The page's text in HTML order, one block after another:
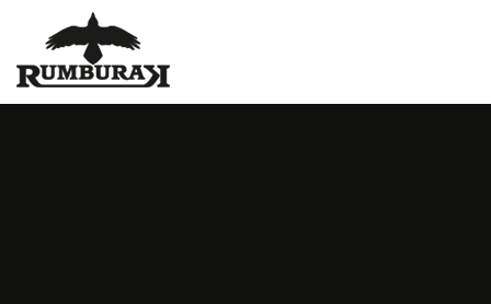
Ubytování Vranovská
přehrada - Rumburak